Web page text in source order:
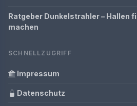
Ratgeber Dunkelstrahler – Hallen
machen
SCHNELLZUGRIFF
Impressum
Datenschutz